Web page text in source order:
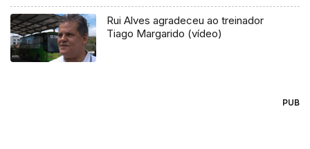
Rui Alves agradeceu ao treinador
Tiago Margarido (vídeo)
PUB